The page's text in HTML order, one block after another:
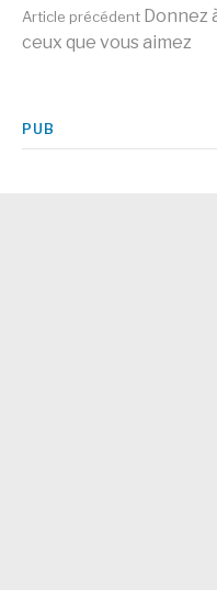
Lire
la
Article précédent Donnez
ceux que vous aimez
PUB